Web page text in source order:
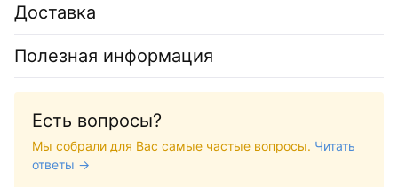
Доставка
Полезная информация
Есть вопросы?
Мы собрали для Вас самые частые вопросы. Читать
ответы →